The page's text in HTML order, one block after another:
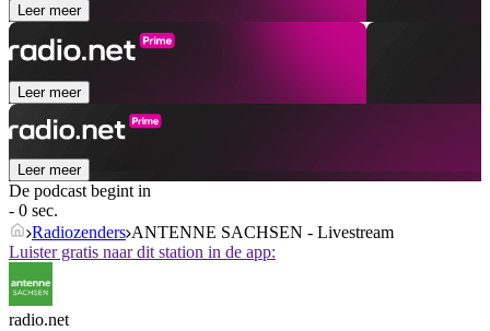
Leer meer
Leer meer
Leer meer
De podcast begint in
- 0 sec.
Radiozenders ANTENNE SACHSEN - Livestream
Luister gratis naar dit station in de app:
radio.net